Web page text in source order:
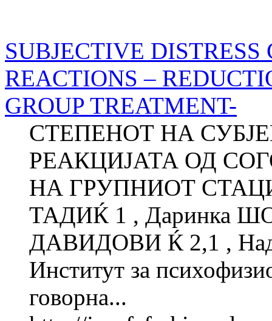
SUBJECTIVE DISTRESS
REACTIONS –
GROUP TREATMENT-
СТЕПЕНОТ НА
РЕАКЦИЈАТА ОД
НА ГРУПНИОТ
ТАДИЌ 1 , Даринка
ДАВИДОВИ Ќ 2,1 ,
Институт за
говорна...